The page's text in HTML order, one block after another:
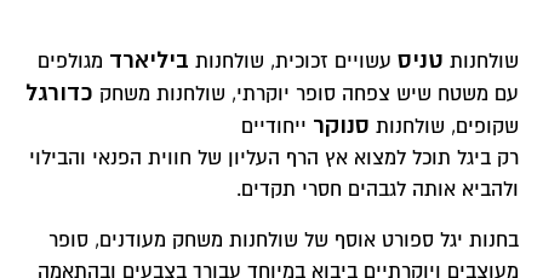
שולחנות טניס עשויים זכוכית, שולחנות ביליארד מגולפים
עם משטח שיש צפחה סופר יוקרתי, שולחנות משחק כדורגל
שקופים, שולחנות סנוקר ייחודיים
רק ביגל תוכל למצוא אץ הרף העליון של חווית הפנאי והבילוי
ולהביא אותה לגבהים חסרי תקדים.
בחנות יגל ספורט אוסף של שולחנות משחק מעודנים, סופר
מעוצבים ויוקרתיים ביבוא במיוחד עבורך בצבעים ובהתאמה